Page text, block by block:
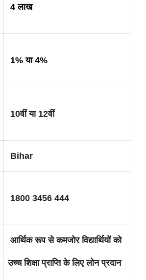
4 लाख
1% या 4%
10वीं या 12वीं
Bihar
1800 3456 444
आर्थिक रूप से कमजोर विद्यार्थियों को
उच्च शिक्षा प्राप्ति के लिए लोन प्रदान